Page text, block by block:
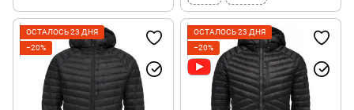
ОСТАЛОСЬ 23 ДНЯ
−20%
ОСТАЛОСЬ 23 ДНЯ
−20%